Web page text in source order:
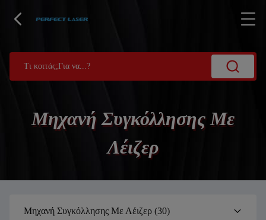
Μηχανή Συγκόλλησης Με
Λέιζερ
Μηχανή Συγκόλλησης Με Λέιζερ (30)